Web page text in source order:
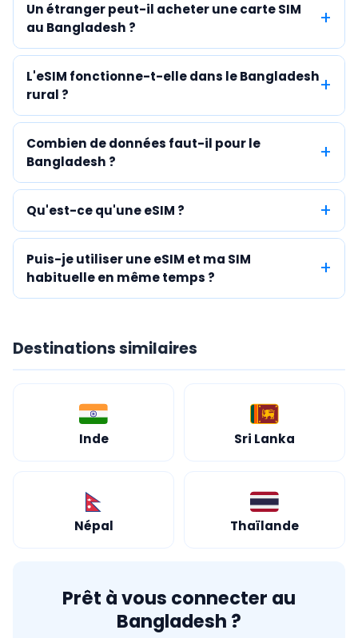
Un étranger peut-il acheter une carte SIM
au Bangladesh ?
L'eSIM fonctionne-t-elle dans le Bangladesh
rural ?
Combien de données faut-il pour le
Bangladesh ?
Qu'est-ce qu'une eSIM ?
Puis-je utiliser une eSIM et ma SIM
habituelle en même temps ?
Destinations similaires
Inde Sri Lanka
Népal Thaïlande
Prêt à vous connecter au
Bangladesh ?